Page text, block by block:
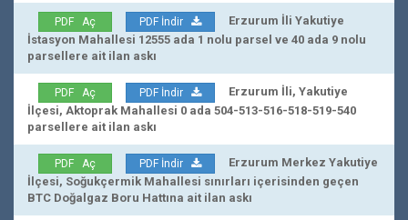
PDF Aç PDF İndir
Erzurum İli Yakutiye
İstasyon Mahallesi 12555 ada 1 nolu parsel ve 40 ada 9 nolu
parsellere ait ilan askı
PDF Aç PDF İndir
Erzurum İli, Yakutiye
İlçesi, Aktoprak Mahallesi 0 ada 504-513-516-518-519-540
parsellere ait ilan askı
PDF Aç PDF İndir
Erzurum Merkez Yakutiye
İlçesi, Soğukçermik Mahallesi sınırları içerisinden geçen
BTC Doğalgaz Boru Hattına ait ilan askı